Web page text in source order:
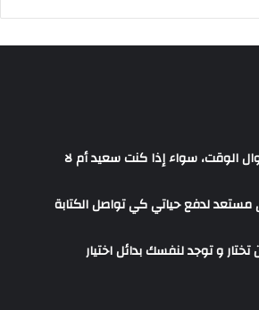
الوقت، سواء إذا كنت سعيد أم لا
لدفع حياتي كي تواصل الكتابة
و توجد لنفسك بدائل اختيار